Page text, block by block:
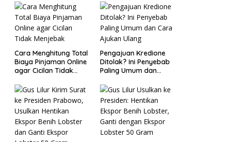
Cara Menghitung Total
Biaya Pinjaman Online
agar Cicilan Tidak
Pengajuan Kredione
Ditolak? Ini Penyebab
Paling Umum dan